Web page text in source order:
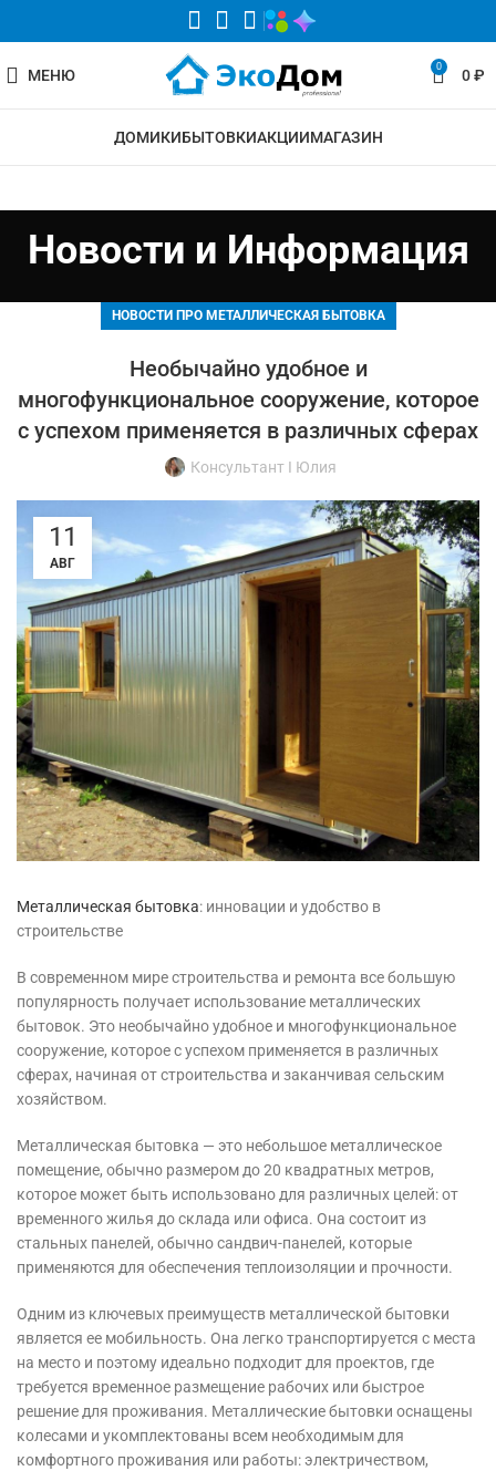
МЕНЮ 0 0₽
ДОМИКИБЫТОВКИАКЦИИМАГАЗИН
Новости и Информация
НОВОСТИ ПРО МЕТАЛЛИЧЕСКАЯ БЫТОВКА
Необычайно удобное и
многофункциональное сооружение, которое
с успехом применяется в различных сферах
Консультант I Юлия
11
АВГ
Металлическая бытовка: инновации и удобство в
строительстве
В современном мире строительства и ремонта все большую
популярность получает использование металлических
бытовок. Это необычайно удобное и многофункциональное
сооружение, которое с успехом применяется в различных
сферах, начиная от строительства и заканчивая сельским
хозяйством.
Металлическая бытовка — это небольшое металлическое
помещение, обычно размером до 20 квадратных метров,
которое может быть использовано для различных целей: от
временного жилья до склада или офиса. Она состоит из
стальных панелей, обычно сандвич-панелей, которые
применяются для обеспечения теплоизоляции и прочности.
Одним из ключевых преимуществ металлической бытовки
является ее мобильность. Она легко транспортируется с места
на место и поэтому идеально подходит для проектов, где
требуется временное размещение рабочих или быстрое
решение для проживания. Металлические бытовки оснащены
колесами и укомплектованы всем необходимым для
комфортного проживания или работы: электричеством,